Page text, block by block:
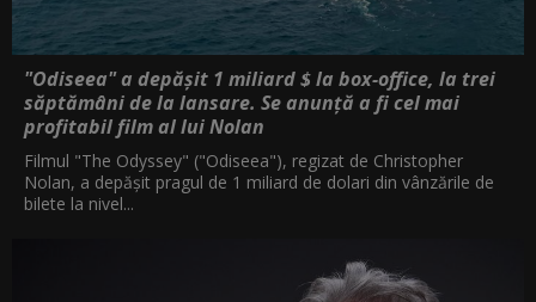
"Odiseea" a depășit 1 miliard $ la box-office, la trei
săptămâni de la lansare. Se anunță a fi cel mai
profitabil film al lui Nolan
Filmul "The Odyssey" ("Odiseea"), regizat de Christopher
Nolan, a depăşit pragul de 1 miliard de dolari din vânzările de
bilete la nivel...